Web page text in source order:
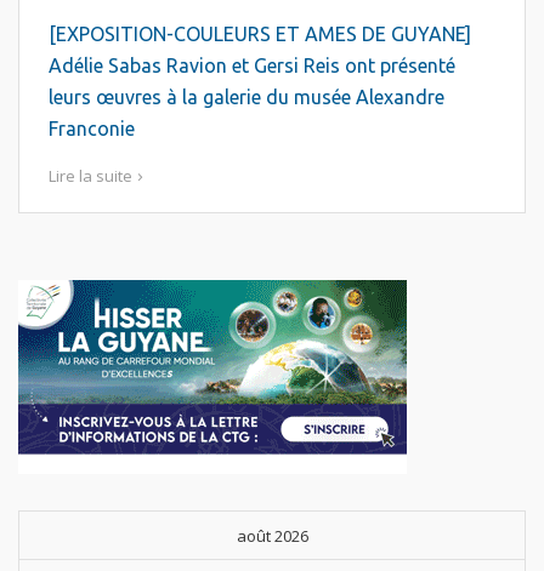
[EXPOSITION-COULEURS ET AMES DE GUYANE]
Adélie Sabas Ravion et Gersi Reis ont présenté
leurs œuvres à la galerie du musée Alexandre
Franconie
Lire la suite
août 2026